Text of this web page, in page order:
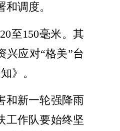
调度。
至150毫米。其
兴应对“格美”台
》。
和新一轮强降雨
工作队要始终坚